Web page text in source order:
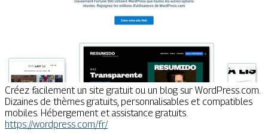
Créez facilement un site gratuit ou un blog sur WordPress.com.
Dizaines de thèmes gratuits, personnalisables et compatibles
mobiles. Hébergement et assistance gratuits.
https://wordpress.com/fr/